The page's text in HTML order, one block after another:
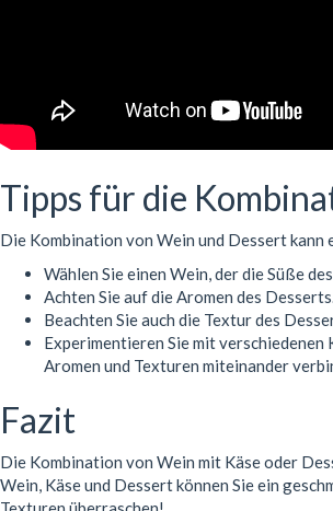
Tipps für die
Die Kombination von Wein und Dessert kann
Wählen Sie einen Wein, der die Süße
Achten Sie auf die Aromen des
Beachten Sie auch die Textur des
Experimentieren Sie mit verschiedenen
Aromen und Texturen miteinander
Fazit
Die Kombination von Wein mit Käse oder
Wein, Käse und Dessert können Sie ein